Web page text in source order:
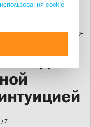
«Вестник Свято-
cookie-